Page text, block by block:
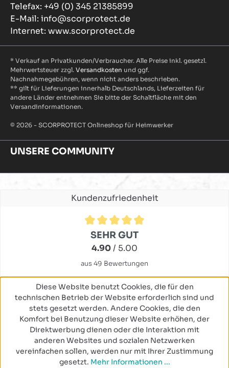
Telefax: +49 (0) 345 21385899
E-Mail: info@scorprotect.de
Internet: www.scorprotect.de
* Verkauf an Privatkunden/Verbraucher. Alle Preise inkl. gesetzl.
Mehrwertsteuer zzgl. Versandkosten und ggf.
Nachnahmegebühren, wenn nicht anders beschrieben.
** gilt für Lieferungen innerhalb Deutschlands, Lieferzeiten für
andere Länder entnehmen Sie bitte der Schaltfläche mit den
Versandinformationen.
© 2026 - SCORPROTECT Onlineshop für Heimwerker
UNSERE COMMUNITY
Kundenzufriedenheit
Durchschnittliche Bewertung von 4.9 von 5 Sternen
SEHR GUT
4.90/ 5.00
aus 49 Bewertungen
Diese Website benutzt Cookies, die für den
technischen Betrieb der Website erforderlich sind und
stets gesetzt werden. Andere Cookies, die den
Komfort bei Benutzung dieser Website erhöhen, der
Direktwerbung dienen oder die Interaktion mit
anderen Websites und sozialen Netzwerken
vereinfachen sollen, werden nur mit Ihrer Zustimmung
gesetzt. Mehr Informationen ...